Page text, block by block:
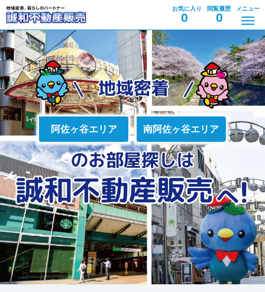
お気に入り
0
閲覧履歴
0
メニュー
阿佐ヶ谷エリア 南阿佐ヶ谷エリア